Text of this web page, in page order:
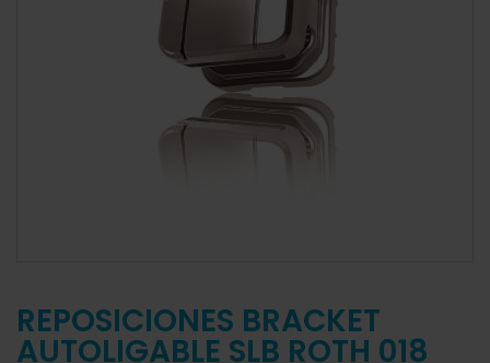
REPOSICIONES BRACKET
AUTOLIGABLE SLB ROTH 018